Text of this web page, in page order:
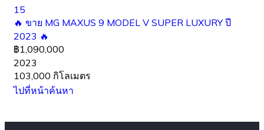
15
🔥 ขาย MG MAXUS 9 MODEL V SUPER LUXURY ปี
2023 🔥
฿1,090,000
2023
103,000 กิโลเมตร
ไปที่หน้าค้นหา